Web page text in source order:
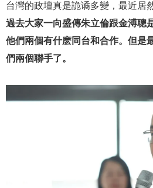
台灣的政壇真是詭谲多變，最近居
過去大家一向盛傳朱立倫跟金溥聰
他們兩個有什麽同台和合作。但是
們兩個聯手了。